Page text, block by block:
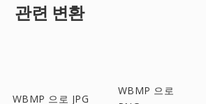
관련 변환
WBMP 으로 JPG
WBMP 으로